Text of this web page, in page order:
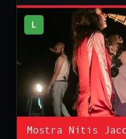
L
Mostra Nitis